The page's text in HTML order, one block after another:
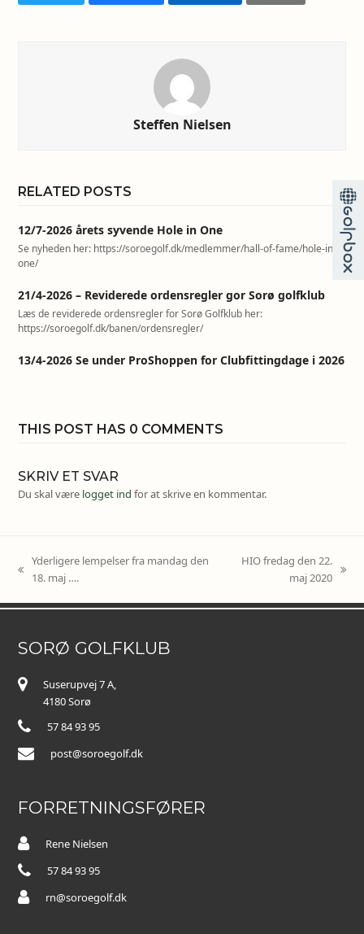
Steffen Nielsen
RELATED POSTS
12/7-2026 årets syvende Hole in One
Se nyheden her: https://soroegolf.dk/medlemmer/hall-of-fame/hole-in-
one/
21/4-2026 – Reviderede ordensregler gor Sorø golfklub
Læs de reviderede ordensregler for Sorø Golfklub her:
https://soroegolf.dk/banen/ordensregler/
13/4-2026 Se under ProShoppen for Clubfittingdage i 2026
THIS POST HAS 0 COMMENTS
SKRIV ET SVAR
Du skal være logget ind for at skrive en kommentar.
previous
Yderligere lempelser fra mandag den
18. maj ….
HIO fredag den 22.
maj 2020
SORØ GOLFKLUB
Suserupvej 7 A,
4180 Sorø
57 84 93 95
post@soroegolf.dk
FORRETNINGSFØRER
Rene Nielsen
57 84 93 95
rn@soroegolf.dk